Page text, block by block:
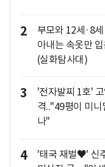
2
부모와 12세·8
아내는 속옷만
(실화탐사대)
3
'전자발찌 1호'
격.."49평이 미
나"
4
'태국 재벌♥' 신